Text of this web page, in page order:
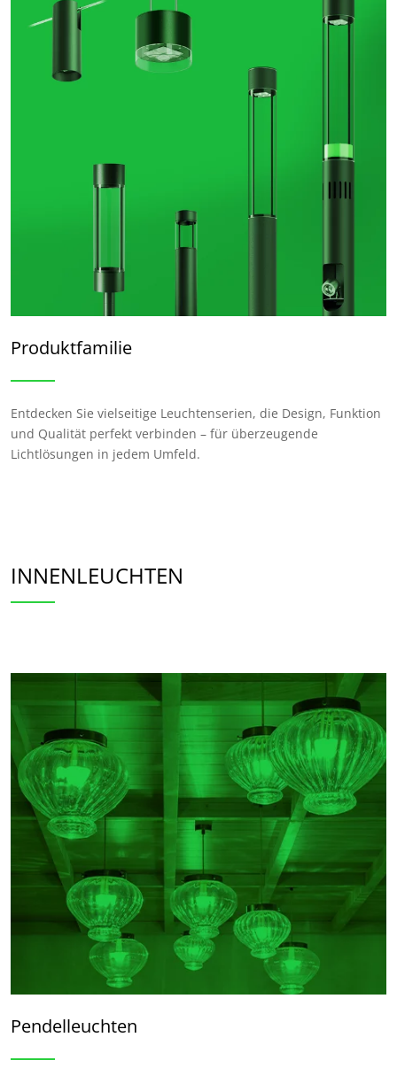
Produktfamilie
Entdecken Sie vielseitige Leuchtenserien, die Design, Funktion
und Qualität perfekt verbinden – für überzeugende
Lichtlösungen in jedem Umfeld.
INNENLEUCHTEN
Pendelleuchten